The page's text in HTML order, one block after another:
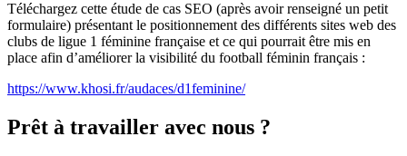
Téléchargez cette étude de cas SEO (après avoir renseigné un petit
formulaire) présentant le positionnement des différents sites web des
clubs de ligue 1 féminine française et ce qui pourrait être mis en
place afin d’améliorer la visibilité du football féminin français :
https://www.khosi.fr/audaces/d1feminine/
Prêt à travailler avec nous ?